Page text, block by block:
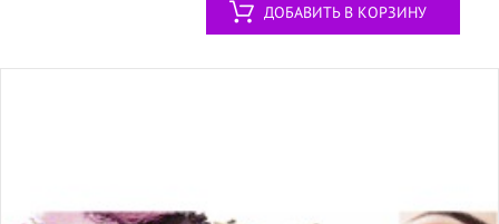
ДОБАВИТЬ В КОРЗИНУ